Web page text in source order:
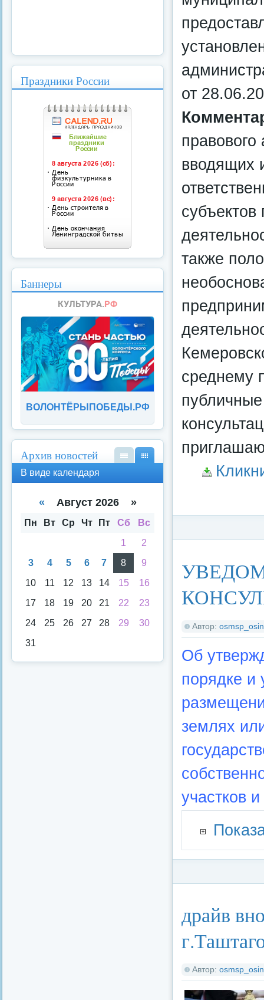
от
вводящих
также
среднему
Автор:
Об
порядке и
землях
участков
драйв
Автор:
Праздники России
Баннеры
ВОЛОНТЁРЫПОБЕДЫ.РФ
Архив новостей
кал
аря
спи
В виде календаря
« Август 2026 »
Пн Вт Ср Чт Пт Сб
Вс
1
2
3
4 5 6 7 8
9
10
11 12 13 14 15
16
17
18 19 20 21 22
23
24
25 26 27 28 29
30
31